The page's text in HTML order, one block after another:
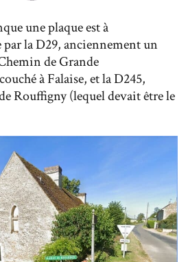
une plaque est à
la D29, anciennement un
de Grande
à Falaise, et la D245,
Rouffigny (lequel devait être le